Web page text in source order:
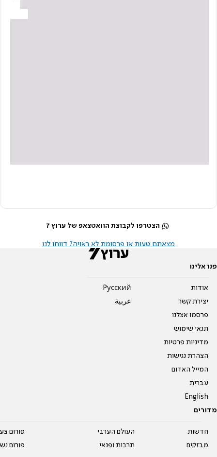
הצטרפו לקבוצת הוואטצאפ של ערוץ 7
מצאתם טעות או פרסומת לא ראויה? דווחו לנו
פנו אלינו
אודות
יצירת קשר
פרסמו אצלנו
תנאי שימוש
מדיניות פרטיות
הצהרת נגישות
המייל האדום
עברית
English
Pусский
عربية
מדורים
חדשות
מבזקים
העולם הערבי
תרבות ופנאי
פורום
פורום